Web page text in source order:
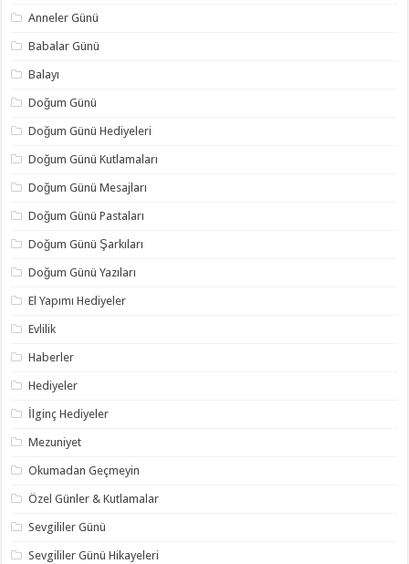
Anneler Günü
Babalar Günü
Balayı
Doğum Günü
Doğum Günü Hediyeleri
Doğum Günü Kutlamaları
Doğum Günü Mesajları
Doğum Günü Pastaları
Doğum Günü Şarkıları
Doğum Günü Yazıları
El Yapımı Hediyeler
Evlilik
Haberler
Hediyeler
İlginç Hediyeler
Mezuniyet
Okumadan Geçmeyin
Özel Günler & Kutlamalar
Sevgililer Günü
Sevgililer Günü Hikayeleri